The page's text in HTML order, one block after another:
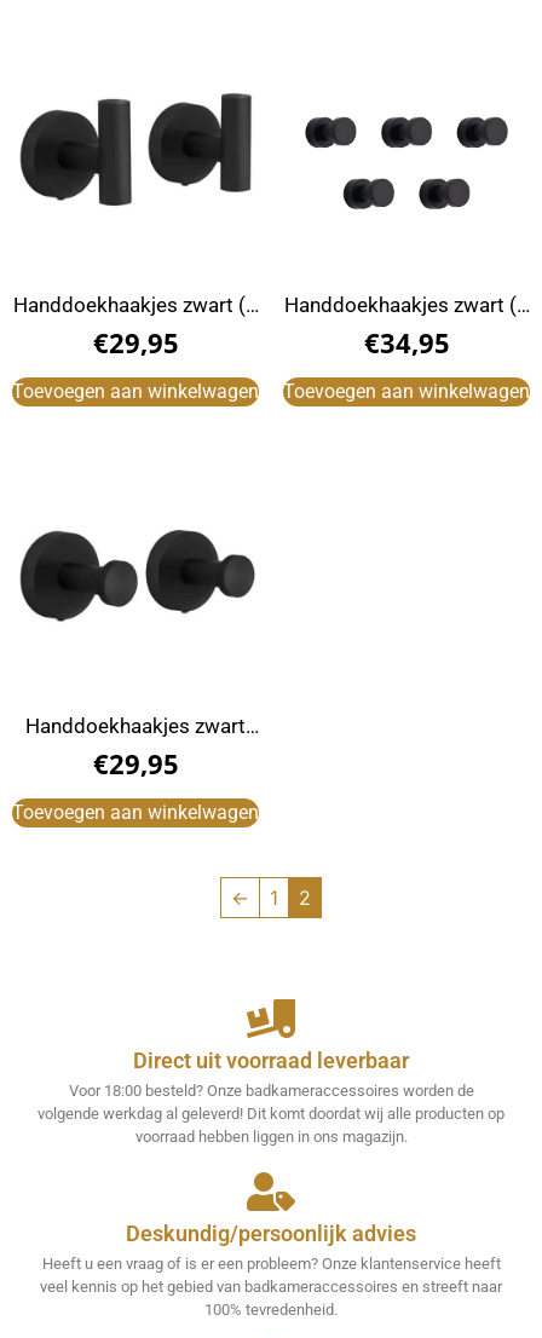
Handdoekhaakjes zwart (2
stuks)
€29,95
Toevoegen aan winkelwagen
Handdoekhaakjes zwart (5
Stuks)
€34,95
Toevoegen aan winkelwagen
Handdoekhaakjes zwart
rond (2 Stuks)
€29,95
Toevoegen aan winkelwagen
← 1 2
Direct uit voorraad leverbaar
Voor 18:00 besteld? Onze badkameraccessoires worden de
volgende werkdag al geleverd! Dit komt doordat wij alle producten op
voorraad hebben liggen in ons magazijn.
Deskundig/persoonlijk advies
Heeft u een vraag of is er een probleem? Onze klantenservice heeft
veel kennis op het gebied van badkameraccessoires en streeft naar
100% tevredenheid.